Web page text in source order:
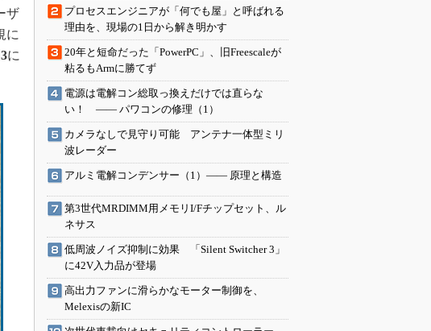
ザ
に
に
プロセスエンジニアが「何でも屋」と呼ばれる
理由を、現場の1日から解き明かす
20年と短命だった「PowerPC」、旧Freescaleが
粘るもArmに勝てず
電源は電解コン総取っ換えだけでは直らな
い！ ―― パワコンの修理（1）
カメラなしで見守り可能 アンテナ一体型ミリ
波レーダー
アルミ電解コンデンサー（1）―― 原理と構造
第3世代MRDIMM用メモリI/Fチップセット、ル
ネサス
低周波ノイズ抑制に効果 「Silent Switcher 3」
に42V入力品が登場
高出力ファンに滑らかなモーター制御を、
Melexisの新IC